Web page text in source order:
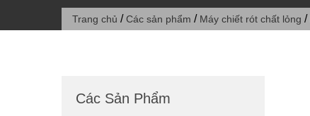
Trang chủ /Các sản phẩm / Máy chiết rót chất lỏng /
Các Sản Phẩm